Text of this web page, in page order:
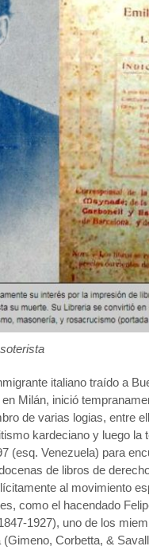
italiano traído a
Milán, inició
de varias logias, entre
kardeciano y luego la
(esq. Venezuela) para
de libros de
al movimiento
como el hacendado
1927), uno de los
Corbetta, &